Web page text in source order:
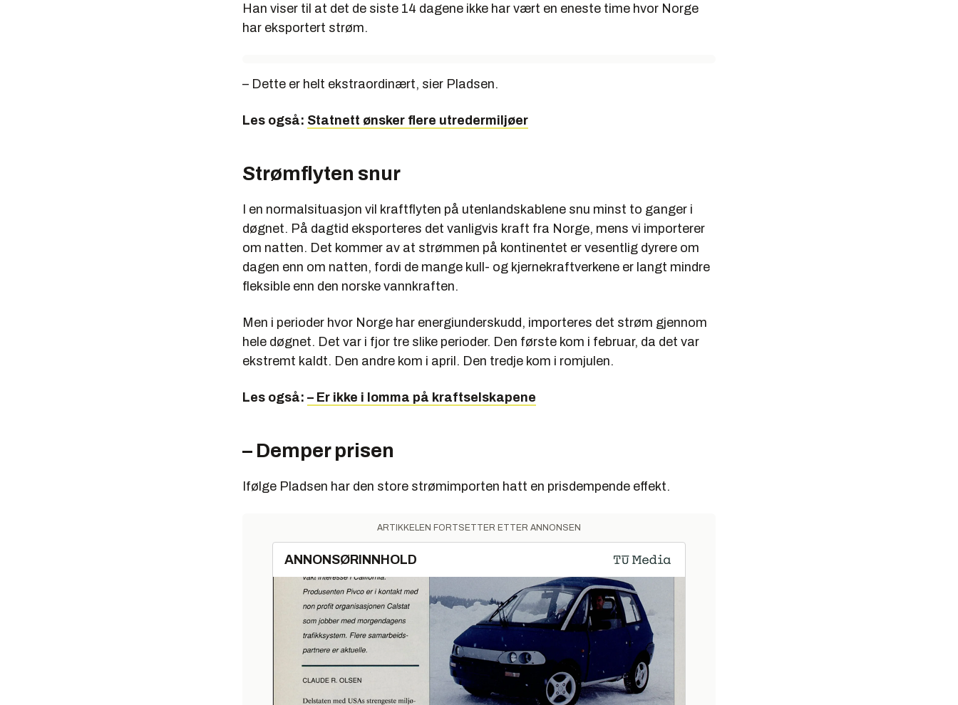
Han viser til at det de siste 14 dagene ikke har vært en eneste time hvor Norge
har eksportert strøm.
– Dette er helt ekstraordinært, sier Pladsen.
Les også: Statnett ønsker flere utredermiljøer
Strømflyten snur
I en normalsituasjon vil kraftflyten på utenlandskablene snu minst to ganger i
døgnet. På dagtid eksporteres det vanligvis kraft fra Norge, mens vi importerer
om natten. Det kommer av at strømmen på kontinentet er vesentlig dyrere om
dagen enn om natten, fordi de mange kull- og kjernekraftverkene er langt mindre
fleksible enn den norske vannkraften.
Men i perioder hvor Norge har energiunderskudd, importeres det strøm gjennom
hele døgnet. Det var i fjor tre slike perioder. Den første kom i februar, da det var
ekstremt kaldt. Den andre kom i april. Den tredje kom i romjulen.
Les også: – Er ikke i lomma på kraftselskapene
– Demper prisen
Ifølge Pladsen har den store strømimporten hatt en prisdempende effekt.
ARTIKKELEN FORTSETTER ETTER ANNONSEN
ANNONSØRINNHOLD